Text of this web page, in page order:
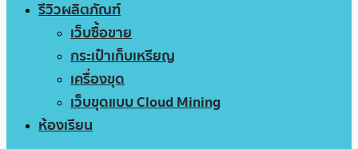
รีวิวผลิตภัณฑ์
เว็บซื้อขาย
กระเป๋าเก็บเหรียญ
เครื่องขุด
เว็บขุดแบบ Cloud Mining
ห้องเรียน